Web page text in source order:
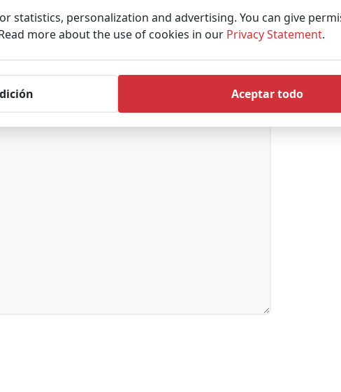
statistics, personalization and advertising. You can give
more about the use of cookies in our Privacy Statement.
Aceptar todo